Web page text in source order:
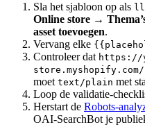
Sla het sjabloon op als
Online store →
asset toevoegen.
Vervang elke
Controleer dat https://
moet text/plain met
Loop de validatie-
Herstart de Robots-
OAI-SearchBot je